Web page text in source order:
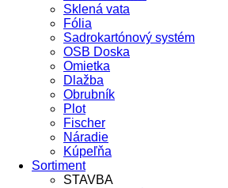
Sklená vata
Fólia
Sadrokartónový systém
OSB Doska
Omietka
Dlažba
Obrubník
Plot
Fischer
Náradie
Kúpeľňa
Sortiment
STAVBA